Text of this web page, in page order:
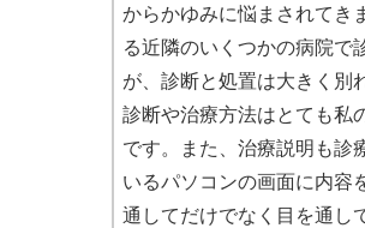
からかゆみに悩まされてき
る近隣のいくつかの病院で
が、診断と処置は大きく別
診断や治療方法はとても私
です。また、治療説明も診
いるパソコンの画面に内容
通してだけでなく目を通し